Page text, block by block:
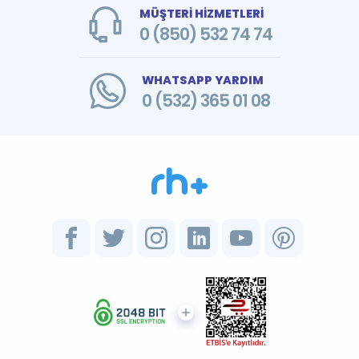
MÜŞTERİ HİZMETLERİ
0 (850) 532 74 74
WHATSAPP YARDIM
0 (532) 365 01 08